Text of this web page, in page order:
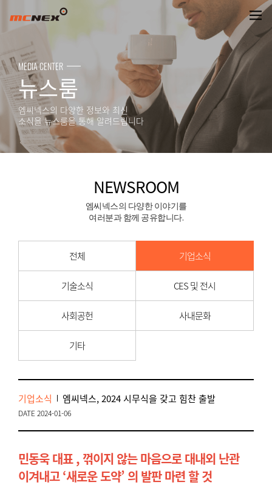
NEWSROOM
MEDIA CENTER
뉴스룸
엠씨넥스의 다양한 정보와 최신
소식을 뉴스룸을 통해 알려드립니다
NEWSROOM
엠씨넥스의 다양한 이야기를
여러분과 함께 공유합니다.
전체 기업소식
기술소식 CES 및 전시
사회공헌 사내문화
기타
기업소식 엠씨넥스, 2024 시무식을 갖고 힘찬 출발
DATE 2024-01-06
민동욱 대표 , 꺾이지 않는 마음으로 대내외 난관
이겨내고 ‘새로운 도약’ 의 발판 마련 할 것